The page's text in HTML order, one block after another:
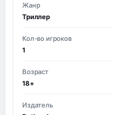
Жанр
Триллер
Кол-во игроков
1
Возраст
18+
Издатель